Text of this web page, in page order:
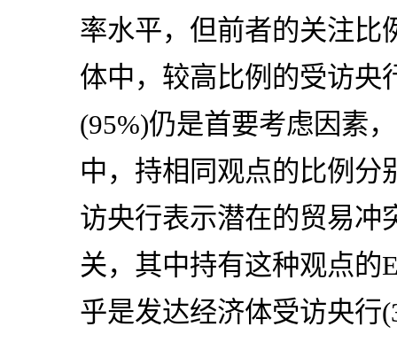
率水平，但前者的关注比
体中，较高比例的受访央
(95%)仍是首要考虑因素
中，持相同观点的比例分
访央行表示潜在的贸易冲
关，其中持有这种观点的
乎是发达经济体受访央行